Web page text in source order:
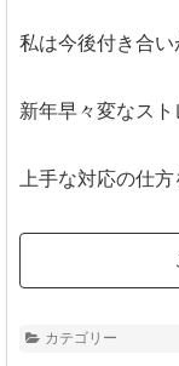
私は今後付き合い
新年早々変なス
上手な対応の仕方
カテゴリー